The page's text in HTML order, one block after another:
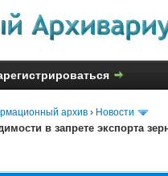
архив › Новости
в запрете экспорта